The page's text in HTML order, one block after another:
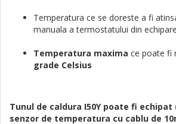
Temperatura ce se doreste a fi
manuala a termostatului din
Temperatura maxima ce poate fi
grade Celsius
Tunul de caldura I50Y poate fi
senzor de temperatura cu cablu de